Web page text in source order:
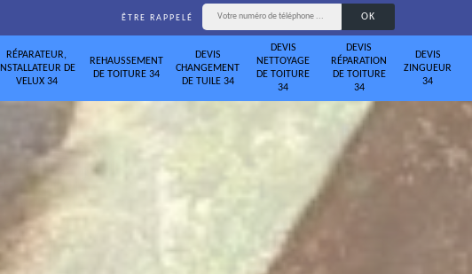
ÊTRE RAPPELÉ
RÉPARATEUR,
INSTALLATEUR DE
VELUX 34
REHAUSSEMENT
DE TOITURE 34
DEVIS
CHANGEMENT
DE TUILE 34
DEVIS
NETTOYAGE
DE TOITURE
34
DEVIS
RÉPARATION
DE TOITURE
34
DEVIS
ZINGUEUR
34